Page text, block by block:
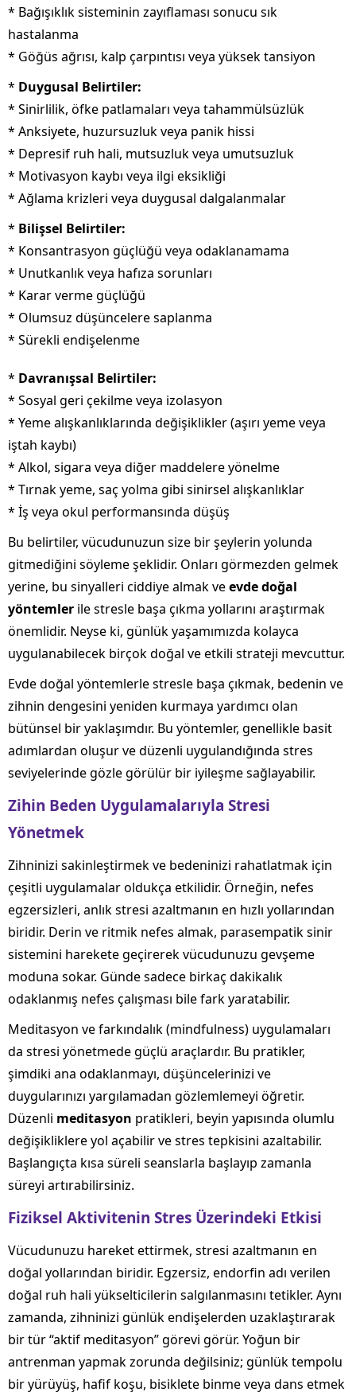
* Bağışıklık sisteminin zayıflaması sonucu sık
hastalanma
* Göğüs ağrısı, kalp çarpıntısı veya yüksek tansiyon
* Duygusal Belirtiler:
* Sinirlilik, öfke patlamaları veya tahammülsüzlük
* Anksiyete, huzursuzluk veya panik hissi
* Depresif ruh hali, mutsuzluk veya umutsuzluk
* Motivasyon kaybı veya ilgi eksikliği
* Ağlama krizleri veya duygusal dalgalanmalar
* Bilişsel Belirtiler:
* Konsantrasyon güçlüğü veya odaklanamama
* Unutkanlık veya hafıza sorunları
* Karar verme güçlüğü
* Olumsuz düşüncelere saplanma
* Sürekli endişelenme
* Davranışsal Belirtiler:
* Sosyal geri çekilme veya izolasyon
* Yeme alışkanlıklarında değişiklikler (aşırı yeme veya
iştah kaybı)
* Alkol, sigara veya diğer maddelere yönelme
* Tırnak yeme, saç yolma gibi sinirsel alışkanlıklar
* İş veya okul performansında düşüş
Bu belirtiler, vücudunuzun size bir şeylerin yolunda
gitmediğini söyleme şeklidir. Onları görmezden gelmek
yerine, bu sinyalleri ciddiye almak veevde doğal
yöntemler ile stresle başa çıkma yollarını araştırmak
önemlidir. Neyse ki, günlük yaşamımızda kolayca
uygulanabilecek birçok doğal ve etkili strateji mevcuttur.
Evde doğal yöntemlerle stresle başa çıkmak, bedenin ve
zihnin dengesini yeniden kurmaya yardımcı olan
bütünsel bir yaklaşımdır. Bu yöntemler, genellikle basit
adımlardan oluşur ve düzenli uygulandığında stres
seviyelerinde gözle görülür bir iyileşme sağlayabilir.
Zihin Beden Uygulamalarıyla Stresi
Yönetmek
Zihninizi sakinleştirmek ve bedeninizi rahatlatmak için
çeşitli uygulamalar oldukça etkilidir. Örneğin, nefes
egzersizleri, anlık stresi azaltmanın en hızlı yollarından
biridir. Derin ve ritmik nefes almak, parasempatik sinir
sistemini harekete geçirerek vücudunuzu gevşeme
moduna sokar. Günde sadece birkaç dakikalık
odaklanmış nefes çalışması bile fark yaratabilir.
Meditasyon ve farkındalık (mindfulness) uygulamaları
da stresi yönetmede güçlü araçlardır. Bu pratikler,
şimdiki ana odaklanmayı, düşüncelerinizi ve
duygularınızı yargılamadan gözlemlemeyi öğretir.
Düzenli meditasyon pratikleri, beyin yapısında olumlu
değişikliklere yol açabilir ve stres tepkisini azaltabilir.
Başlangıçta kısa süreli seanslarla başlayıp zamanla
süreyi artırabilirsiniz.
Fiziksel Aktivitenin Stres Üzerindeki Etkisi
Vücudunuzu hareket ettirmek, stresi azaltmanın en
doğal yollarından biridir. Egzersiz, endorfin adı verilen
doğal ruh hali yükselticilerin salgılanmasını tetikler. Aynı
zamanda, zihninizi günlük endişelerden uzaklaştırarak
bir tür “aktif meditasyon” görevi görür. Yoğun bir
antrenman yapmak zorunda değilsiniz; günlük tempolu
bir yürüyüş, hafif koşu, bisiklete binme veya dans etmek